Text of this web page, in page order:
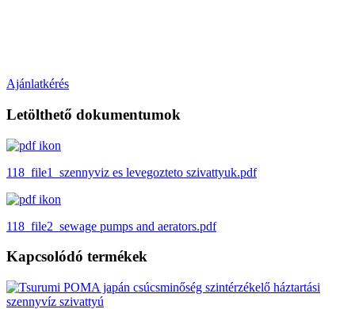
Ajánlatkérés
Letölthető dokumentumok
118_file1_szennyviz es levegozteto szivattyuk.pdf
118_file2_sewage pumps and aerators.pdf
Kapcsolódó termékek